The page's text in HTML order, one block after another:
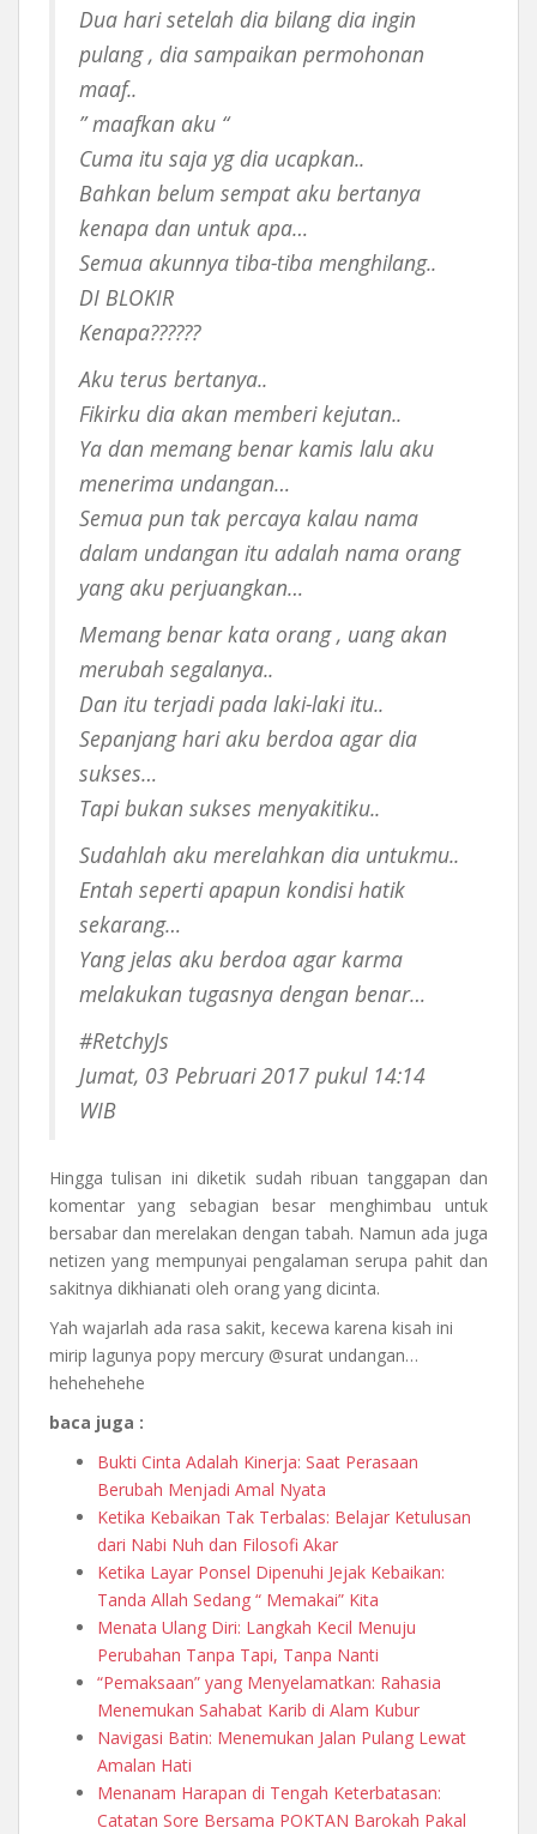
Dua hari setelah dia bilang dia ingin
pulang , dia sampaikan permohonan
maaf..
” maafkan aku “
Cuma itu saja yg dia ucapkan..
Bahkan belum sempat aku bertanya
kenapa dan untuk apa…
Semua akunnya tiba-tiba menghilang..
DI BLOKIR
Kenapa??????
Aku terus bertanya..
Fikirku dia akan memberi kejutan..
Ya dan memang benar kamis lalu aku
menerima undangan…
Semua pun tak percaya kalau nama
dalam undangan itu adalah nama orang
yang aku perjuangkan…
Memang benar kata orang , uang akan
merubah segalanya..
Dan itu terjadi pada laki-laki itu..
Sepanjang hari aku berdoa agar dia
sukses…
Tapi bukan sukses menyakitiku..
Sudahlah aku merelahkan dia untukmu..
Entah seperti apapun kondisi hatik
sekarang…
Yang jelas aku berdoa agar karma
melakukan tugasnya dengan benar…
#RetchyJs
Jumat, 03 Pebruari 2017 pukul 14:14
WIB
Hingga tulisan ini diketik sudah ribuan tanggapan dan
komentar yang sebagian besar menghimbau untuk
bersabar dan merelakan dengan tabah. Namun ada juga
netizen yang mempunyai pengalaman serupa pahit dan
sakitnya dikhianati oleh orang yang dicinta.
Yah wajarlah ada rasa sakit, kecewa karena kisah ini
mirip lagunya popy mercury @surat undangan…
hehehehehe
baca juga :
Bukti Cinta Adalah Kinerja: Saat Perasaan
Berubah Menjadi Amal Nyata
Ketika Kebaikan Tak Terbalas: Belajar Ketulusan
dari Nabi Nuh dan Filosofi Akar
Ketika Layar Ponsel Dipenuhi Jejak Kebaikan:
Tanda Allah Sedang “ Memakai” Kita
Menata Ulang Diri: Langkah Kecil Menuju
Perubahan Tanpa Tapi, Tanpa Nanti
“Pemaksaan” yang Menyelamatkan: Rahasia
Menemukan Sahabat Karib di Alam Kubur
Navigasi Batin: Menemukan Jalan Pulang Lewat
Amalan Hati
Menanam Harapan di Tengah Keterbatasan:
Catatan Sore Bersama POKTAN Barokah Pakal